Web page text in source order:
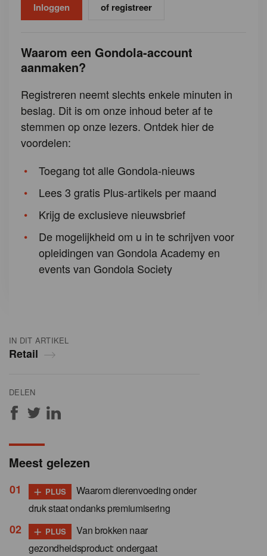
IN DIT ARTIKEL
Retail
DELEN
of registreer
Waarom een Gondola-account
aanmaken?
Registreren neemt slechts enkele minuten in
beslag. Dit is om onze inhoud beter af te
stemmen op onze lezers. Ontdek hier de
voordelen:
Toegang tot alle Gondola-nieuws
Lees 3 gratis Plus-artikels per maand
Krijg de exclusieve nieuwsbrief
De mogelijkheid om u in te schrijven voor
opleidingen van Gondola Academy en
events van Gondola Society
Meest gelezen
+ PLUS
Waarom dierenvoeding onder
druk staat ondanks premiumisering
+ PLUS
Van brokken naar
gezondheidsproduct: ondergaat